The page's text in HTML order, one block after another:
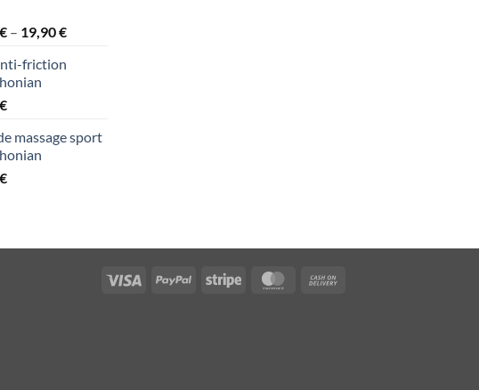
€ – 19,90€Price
friction
€
massage sport
€
Visa PayPal Stripe MasterCard